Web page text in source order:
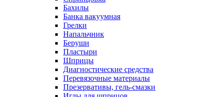
Бахилы
Банка вакуумная
Грелки
Напальчник
Беруши
Пластыри
Шприцы
Диагностические средства
Перевязочные материалы
Презервативы, гель-смазки